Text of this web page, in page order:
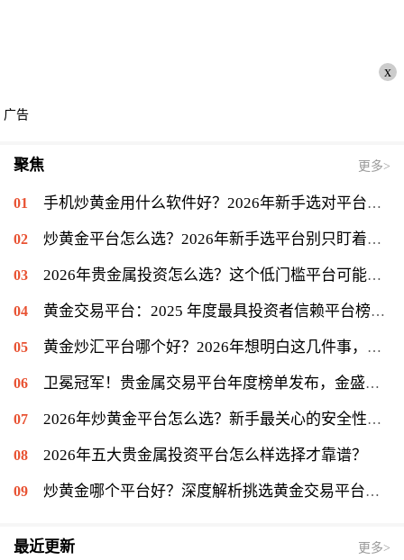
x
广告
聚焦 更多>
手机炒黄金用什么软件好？2026年新手选对平台只是第一步
炒黄金平台怎么选？2026年新手选平台别只盯着低点差
2026年贵金属投资怎么选？这个低门槛平台可能值得你一试
黄金交易平台：2025 年度最具投资者信赖平台榜单揭晓，金盛贵金属位列信赖榜第一
黄金炒汇平台哪个好？2026年想明白这几件事，再看金盛贵金属
卫冕冠军！贵金属交易平台年度榜单发布，金盛贵金属再度登顶冠军宝座
2026年炒黄金平台怎么选？新手最关心的安全性问题揭秘
2026年五大贵金属投资平台怎么样选择才靠谱？
炒黄金哪个平台好？深度解析挑选黄金交易平台的关键
最近更新 更多>